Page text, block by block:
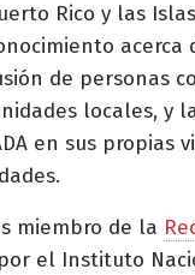
Rico y las
acerca
de personas
locales, y
en sus propias
miembro de la
el Instituto